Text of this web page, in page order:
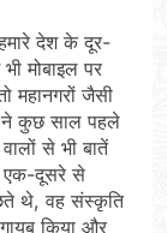
देश के दूर-
मोबाइल पर
महानगरों जैसी
ने कुछ साल पहले
से भी बातें
एक-दूसरे से
थे, वह संस्कृति
किया और